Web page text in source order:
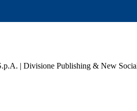
| Divisione Publishing & New